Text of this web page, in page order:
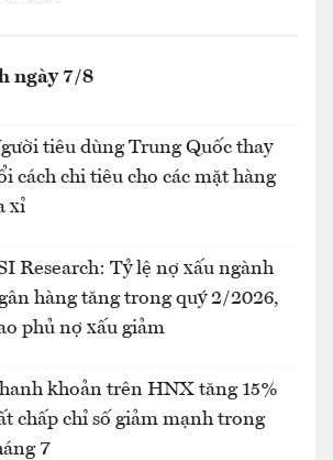
ngày 7/8
tiêu dùng Trung Quốc thay
cách chi tiêu cho các mặt hàng
xỉ
Research: Tỷ lệ nợ xấu ngành
hàng tăng trong quý 2/2026,
phủ nợ xấu giảm
khoản trên HNX tăng 15%
chấp chỉ số giảm mạnh trong
7